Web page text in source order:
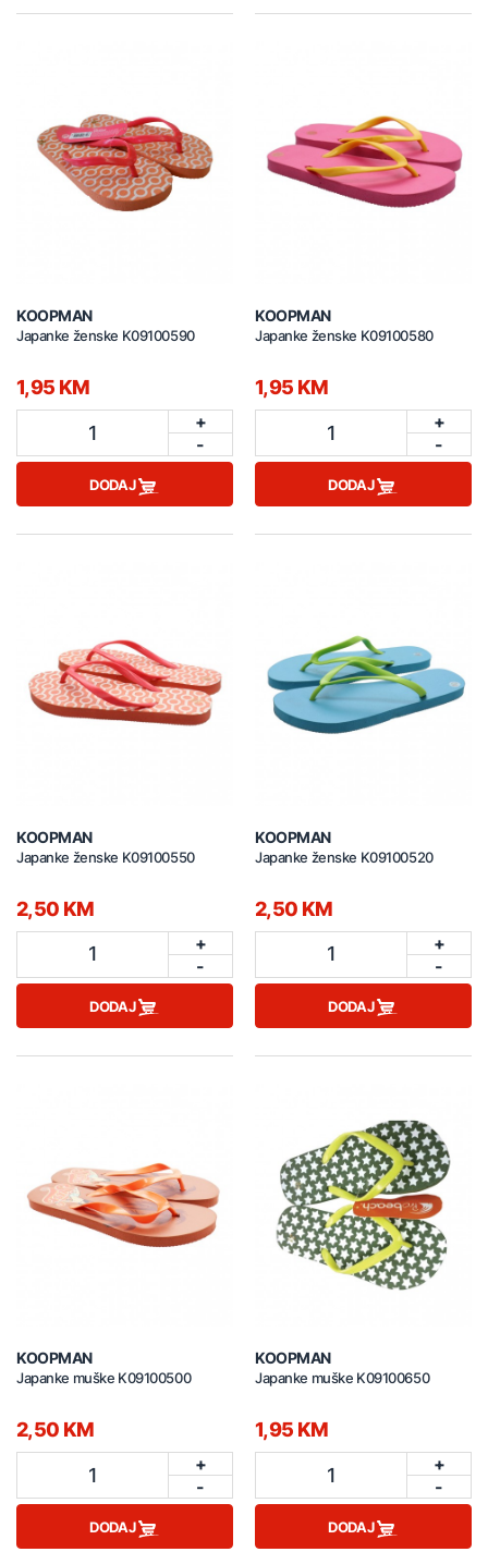
KOOPMAN
Japanke ženske K09100590
1,95 KM
1
+
-
DODAJ
KOOPMAN
Japanke ženske K09100580
1,95 KM
1
+
-
DODAJ
KOOPMAN
Japanke ženske K09100550
2,50 KM
1
+
-
DODAJ
KOOPMAN
Japanke ženske K09100520
2,50 KM
1
+
-
DODAJ
KOOPMAN
Japanke muške K09100500
2,50 KM
1
+
-
DODAJ
KOOPMAN
Japanke muške K09100650
1,95 KM
1
+
-
DODAJ